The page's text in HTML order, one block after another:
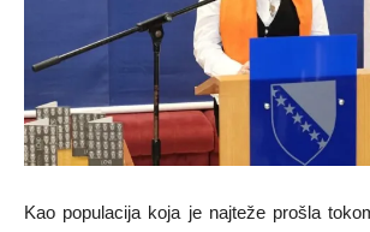
Kao populacija koja je najteže prošla